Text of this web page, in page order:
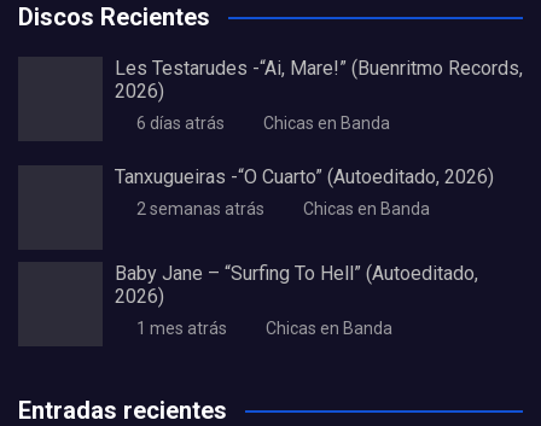
Discos Recientes
Les Testarudes -“Ai, Mare!” (Buenritmo Records,
2026)
6 días atrás Chicas en Banda
Tanxugueiras -“O Cuarto” (Autoeditado, 2026)
2 semanas atrás Chicas en Banda
Baby Jane – “Surfing To Hell” (Autoeditado,
2026)
1 mes atrás Chicas en Banda
Entradas recientes